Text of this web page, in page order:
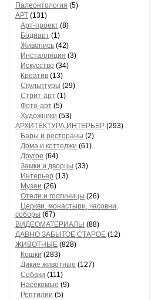
Палеонтология (5)
АРТ (131)
Арт-проект (8)
Бодиарт (1)
Живопись (42)
Инсталляция (3)
Искусство (34)
Креатив (13)
Скульптуры (29)
Стрит-арт (1)
Фото-арт (5)
Художники (53)
АРХИТЕКТУРА,ИНТЕРЬЕР (293)
Бары и рестораны (2)
Дома и коттеджи (61)
Другое (64)
Замки и дворцы (33)
Интерьер (13)
Музеи (26)
Отели и гостиницы (26)
Церкви, монастыри, часовни,
соборы (67)
ВИДЕОМАТЕРИАЛЫ (88)
ДАВНО ЗАБЫТОЕ СТАРОЕ (12)
ЖИВОТНЫЕ (828)
Кошки (283)
Дикие животные (127)
Собаки (111)
Насекомые (9)
Рептилии (5)